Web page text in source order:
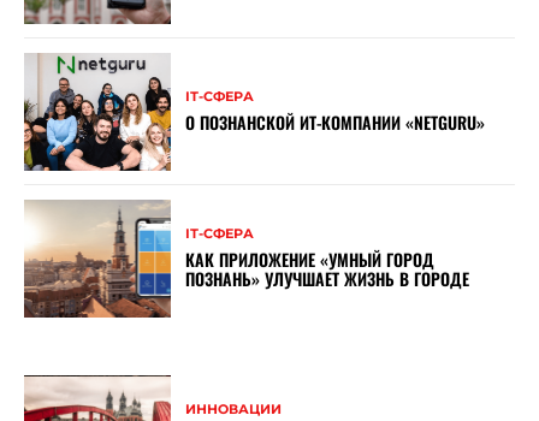
ІТ-СФЕРА
О ПОЗНАНСКОЙ ИТ-КОМПАНИИ «NETGURU»
ІТ-СФЕРА
КАК ПРИЛОЖЕНИЕ «УМНЫЙ ГОРОД
ПОЗНАНЬ» УЛУЧШАЕТ ЖИЗНЬ В ГОРОДЕ
ИННОВАЦИИ